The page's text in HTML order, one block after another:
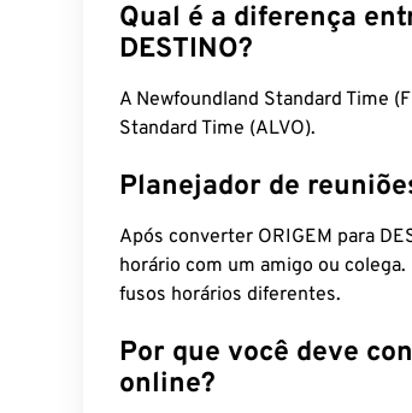
Qual é a diferença
DESTINO?
A Newfoundland Standard Time
Standard Time (ALVO).
Planejador de
Após converter ORIGEM para
horário com um amigo ou
fusos horários diferentes.
Por que você deve
online?